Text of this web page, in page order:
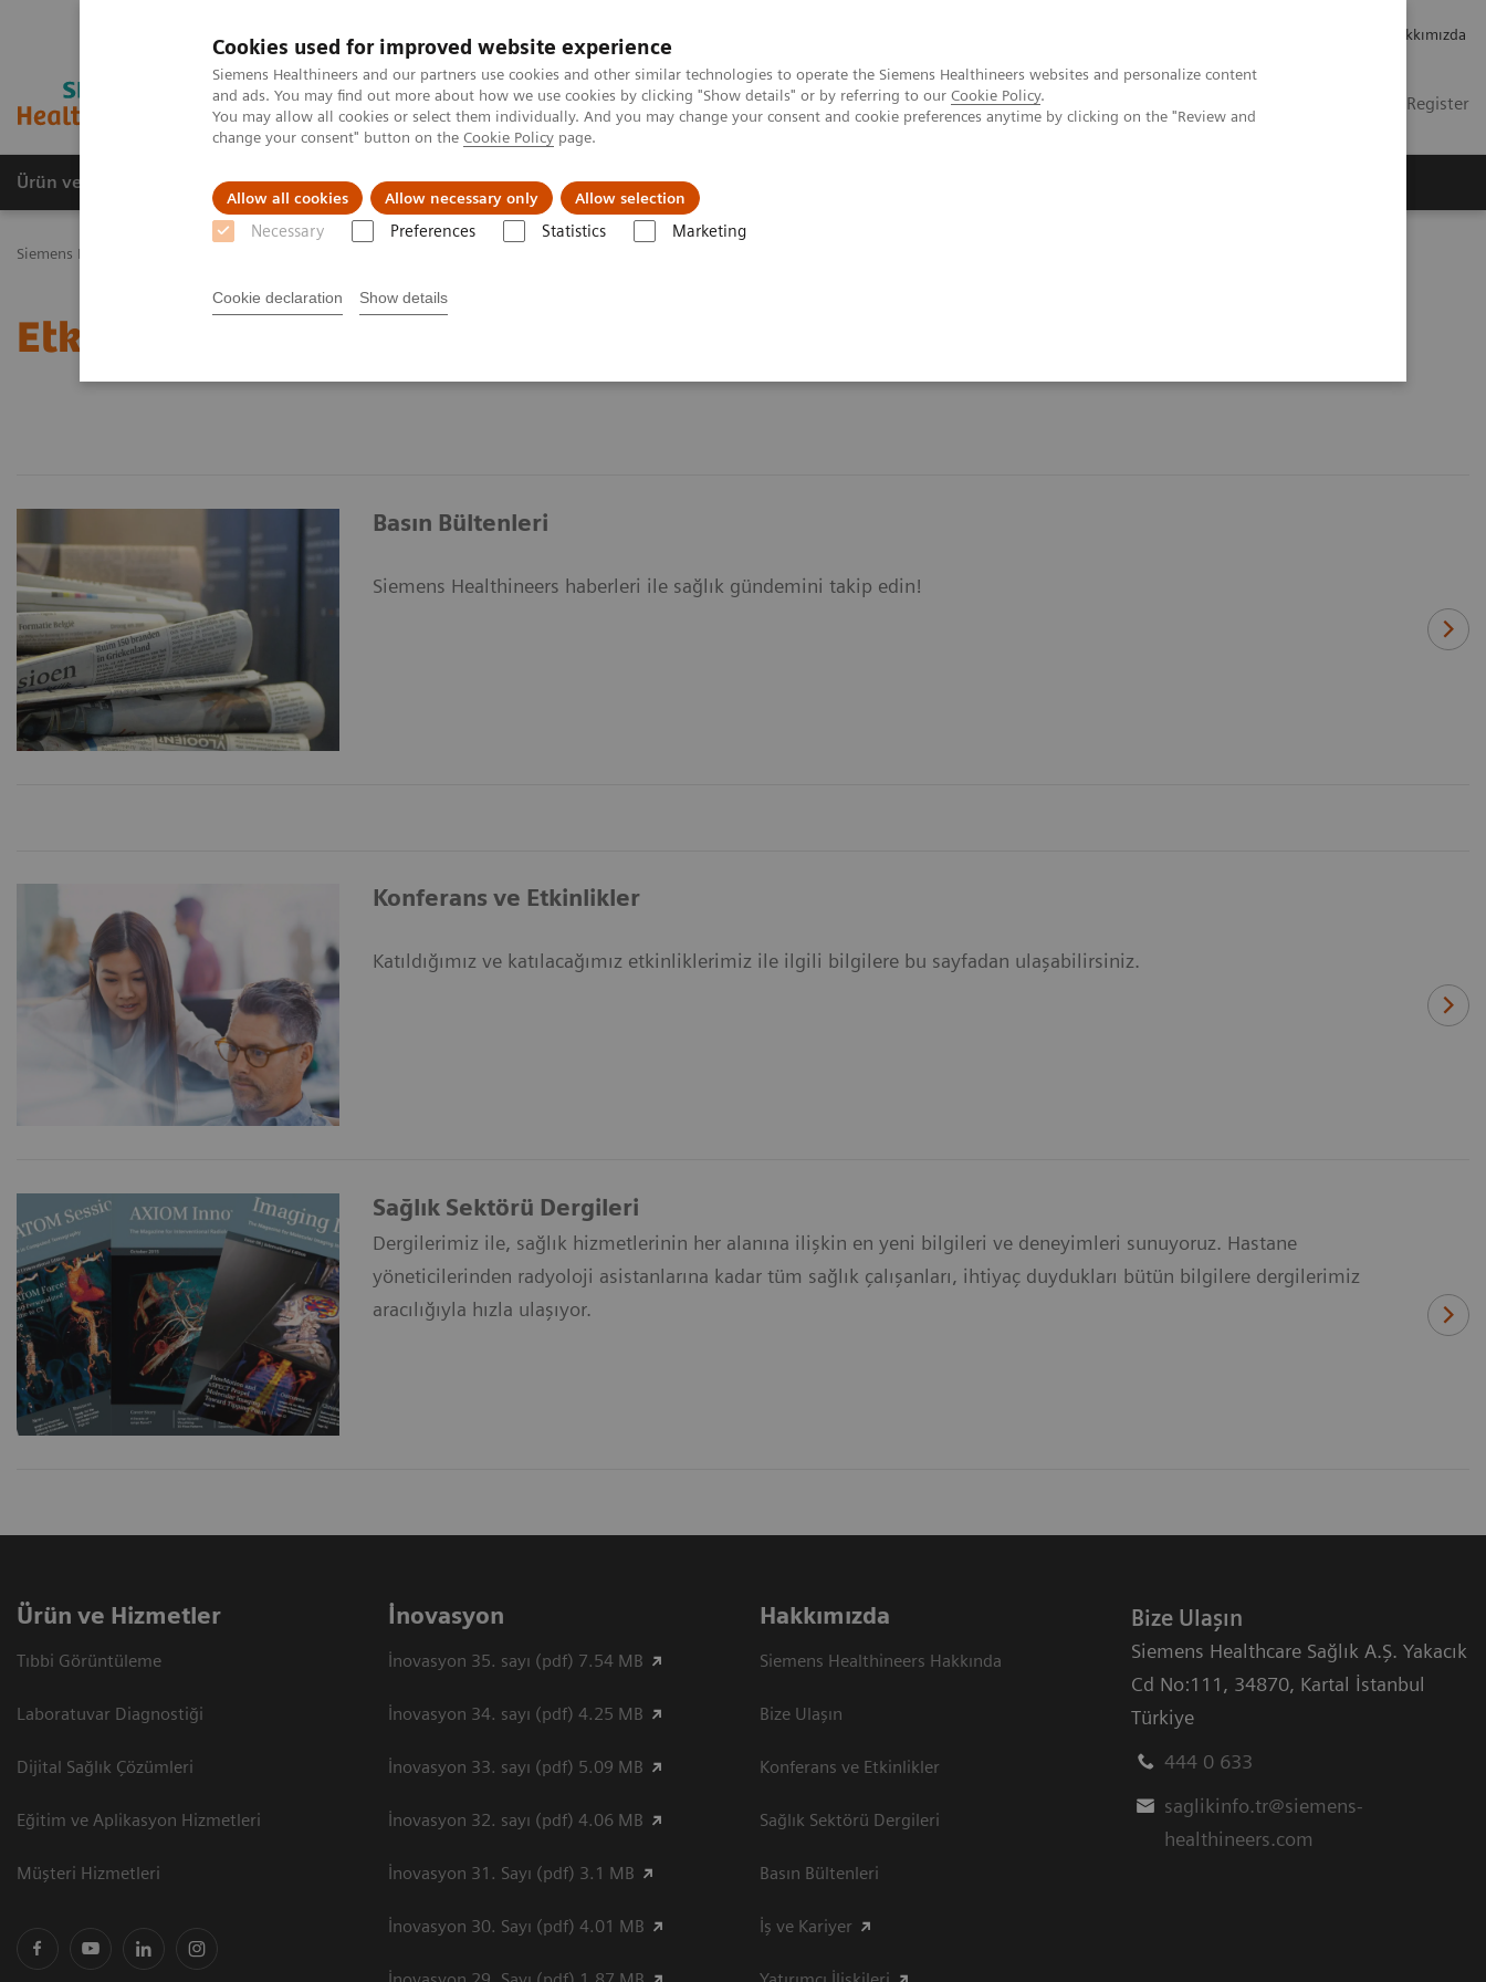
Cookies used for improved website experience
Siemens Healthineers and our partners use cookies and other similar technologies to operate the Siemens Healthineers websites and personalize content
and ads. You may find out more about how we use cookies by clicking "Show details" or by referring to our Cookie Policy.
You may allow all cookies or select them individually. And you may change your consent and cookie preferences anytime by clicking on the "Review and
change your consent" button on the Cookie Policy page.
Allow all cookies Allow necessary only Allow selection
Necessary Preferences Statistics Marketing
Cookie declaration Show details
Hakkımızda
Login / Register
Ürün ve Hizmetler Öne Çıkanlar Sağlık Hizmetlerinde Karşılaşılan Zorluklar ve Çözüm Yolları
Siemens Healthineers Türkiye
Etkinlikler, Haberler & Dergiler
Basın Bültenleri
Siemens Healthineers haberleri ile sağlık gündemini takip edin!
Konferans ve Etkinlikler
Katıldığımız ve katılacağımız etkinliklerimiz ile ilgili bilgilere bu sayfadan ulaşabilirsiniz.
Sağlık Sektörü Dergileri
Dergilerimiz ile, sağlık hizmetlerinin her alanına ilişkin en yeni bilgileri ve deneyimleri sunuyoruz. Hastane
yöneticilerinden radyoloji asistanlarına kadar tüm sağlık çalışanları, ihtiyaç duydukları bütün bilgilere dergilerimiz
aracılığıyla hızla ulaşıyor.
Ürün ve Hizmetler
Tıbbi Görüntüleme
Laboratuvar Diagnostiği
Dijital Sağlık Çözümleri
Eğitim ve Aplikasyon Hizmetleri
Müşteri Hizmetleri
İnovasyon
İnovasyon 35. sayı (pdf) 7.54 MB
İnovasyon 34. sayı (pdf) 4.25 MB
İnovasyon 33. sayı (pdf) 5.09 MB
İnovasyon 32. sayı (pdf) 4.06 MB
İnovasyon 31. Sayı (pdf) 3.1 MB
İnovasyon 30. Sayı (pdf) 4.01 MB
Hakkımızda
Siemens Healthineers Hakkında
Bize Ulaşın
Konferans ve Etkinlikler
Sağlık Sektörü Dergileri
Basın Bültenleri
İş ve Kariyer
Bize Ulaşın
Siemens Healthcare Sağlık A.Ş. Yakacık
Cd No:111 , 34870, Kartal İstanbul
Türkiye
444 0 633
saglikinfo.tr@siemens-
healthineers.com